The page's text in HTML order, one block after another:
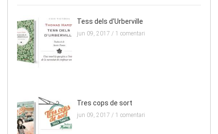
Tess dels d'Urberville
jun 09, 2017 / 1 comentari
Tres cops de sort
jun 09, 2017 / 1 comentari